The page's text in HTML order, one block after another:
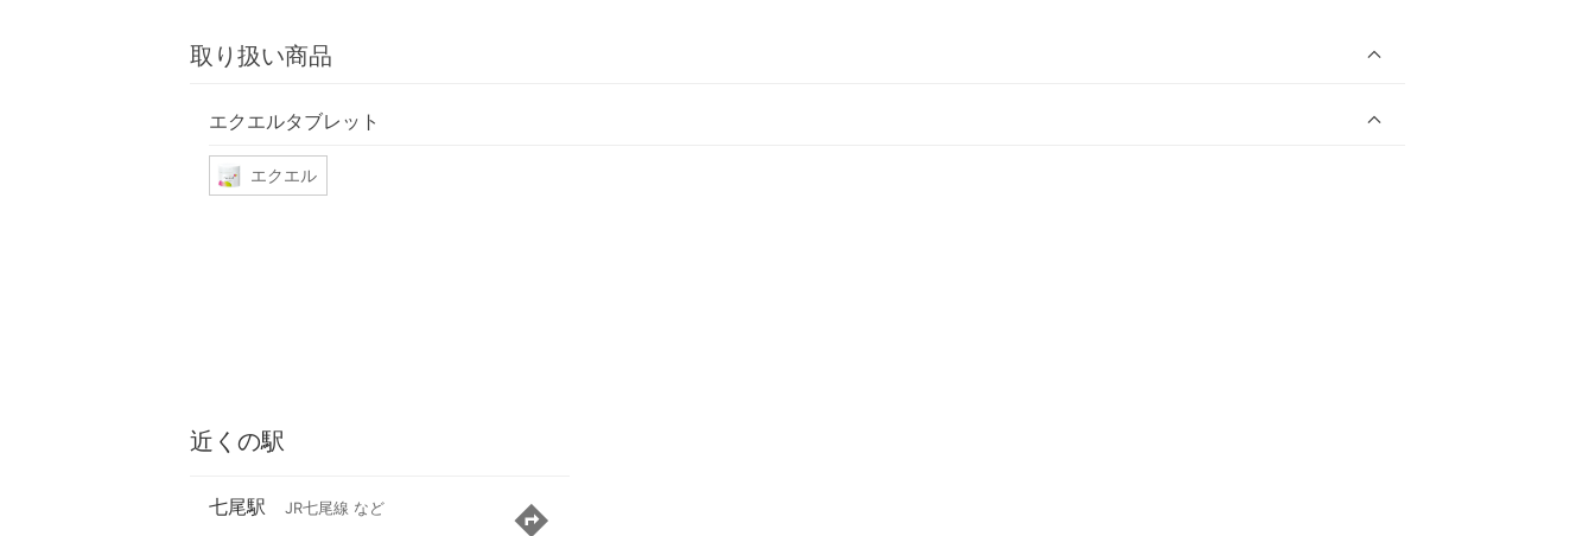
取り扱い商品
エクエルタブレット
エクエル
近くの駅
七尾駅 JR七尾線 など